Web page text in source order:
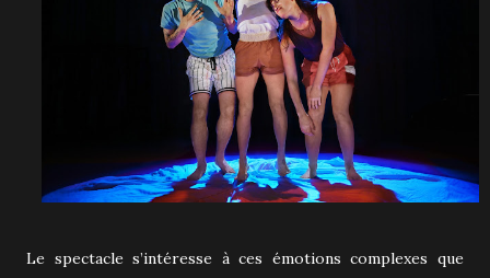
Le spectacle s’intéresse à ces émotions complexes que